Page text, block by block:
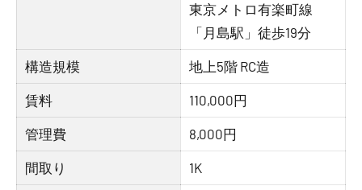
東京メトロ有楽町線
「月島駅」徒歩19分
構造規模 地上5階 RC造
賃料 110,000円
管理費 8,000円
間取り 1K